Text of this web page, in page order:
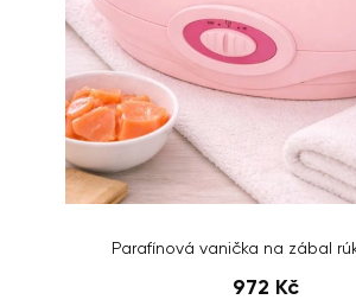
Parafínová vanička na zábal
972 Kč